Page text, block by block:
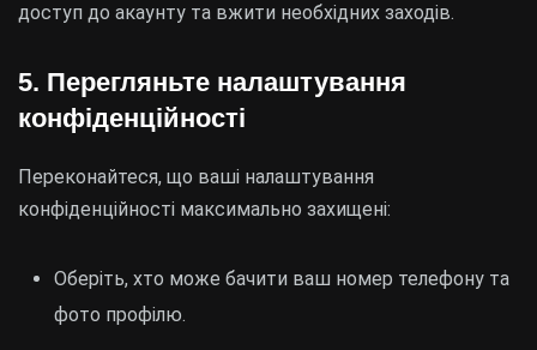
доступ до акаунту та вжити необхідних заходів.
5. Перегляньте налаштування
конфіденційності
Переконайтеся, що ваші налаштування
конфіденційності максимально захищені:
Оберіть, хто може бачити ваш номер телефону та
фото профілю.